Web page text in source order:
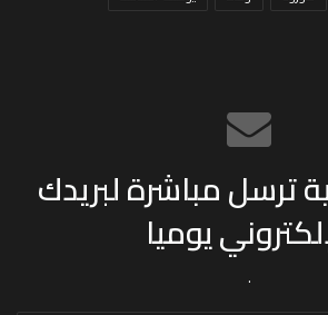
ترسل مباشرة لبريدك
يوميا
.